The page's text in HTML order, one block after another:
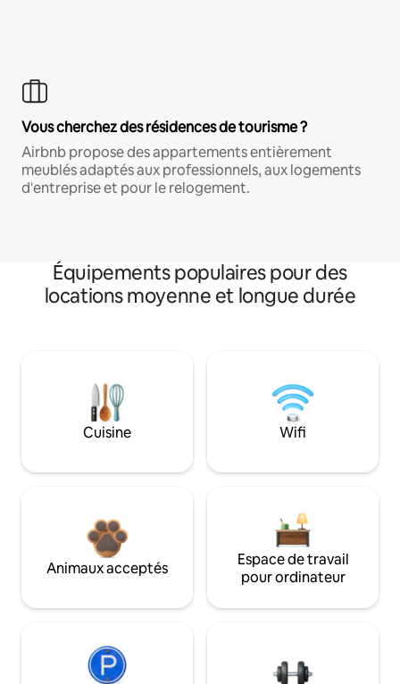
Vous cherchez des résidences de tourisme ?
Airbnb propose des appartements entièrement
meublés adaptés aux professionnels, aux logements
d'entreprise et pour le relogement.
Équipements populaires pour des
locations moyenne et longue durée
Cuisine Wifi
Animaux acceptés
Espace de travail
pour ordinateur